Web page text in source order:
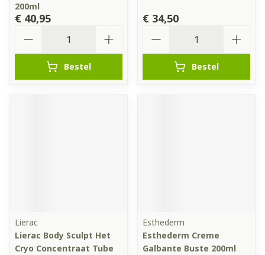
200ml
€ 40,95
Bestel
€ 34,50
Bestel
Lierac
Lierac Body Sculpt Het
Cryo Concentraat Tube
Esthederm
Esthederm Creme
Galbante Buste 200ml